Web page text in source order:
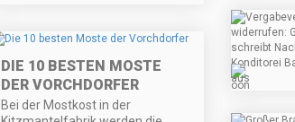
DIE 10 BESTEN MOSTE
DER VORCHDORFER
Bei der Mostkost in der